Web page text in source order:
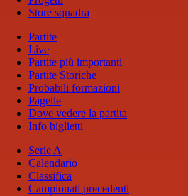
Store squadra
Partite
Live
Partite più importanti
Partite Storiche
Probabili formazioni
Pagelle
Dove vedere la partita
Info biglietti
Serie A
Calendario
Classifica
Campionati precedenti